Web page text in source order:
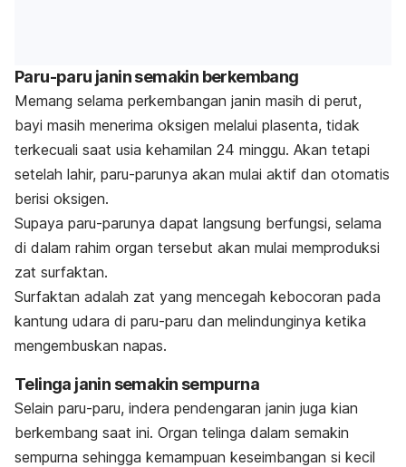
Paru-paru janin semakin berkembang
Memang selama perkembangan janin masih di perut,
bayi masih menerima oksigen melalui plasenta, tidak
terkecuali saat usia kehamilan 24 minggu. Akan tetapi
setelah lahir, paru-parunya akan mulai aktif dan otomatis
berisi oksigen.
Supaya paru-parunya dapat langsung berfungsi, selama
di dalam rahim organ tersebut akan mulai memproduksi
zat surfaktan.
Surfaktan adalah zat yang mencegah kebocoran pada
kantung udara di paru-paru dan melindunginya ketika
mengembuskan napas.
Telinga janin semakin sempurna
Selain paru-paru, indera pendengaran janin juga kian
berkembang saat ini. Organ telinga dalam semakin
sempurna sehingga kemampuan keseimbangan si kecil